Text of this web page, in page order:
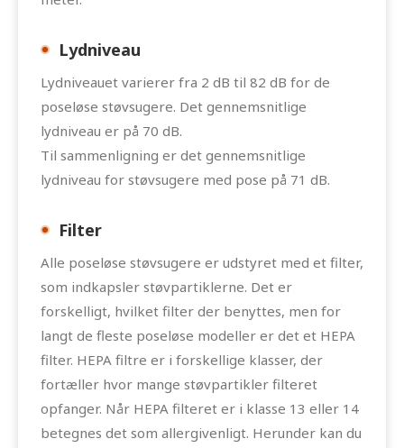
Lydniveau
Lydniveauet varierer fra 2 dB til 82 dB for de
poseløse støvsugere. Det gennemsnitlige
lydniveau er på 70 dB.
Til sammenligning er det gennemsnitlige
lydniveau for støvsugere med pose på 71 dB.
Filter
Alle poseløse støvsugere er udstyret med et filter,
som indkapsler støvpartiklerne. Det er
forskelligt, hvilket filter der benyttes, men for
langt de fleste poseløse modeller er det et HEPA
filter. HEPA filtre er i forskellige klasser, der
fortæller hvor mange støvpartikler filteret
opfanger. Når HEPA filteret er i klasse 13 eller 14
betegnes det som allergivenligt. Herunder kan du